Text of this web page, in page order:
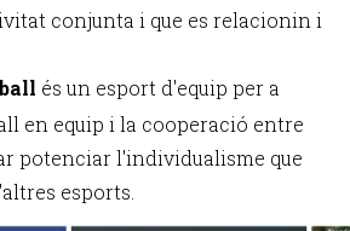
conjunta i que es relacionin i
és un esport d'equip per a
en equip i la cooperació entre
potenciar l'individualisme que
esports.